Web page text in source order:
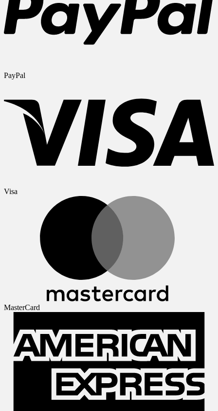
PayPal
Visa
MasterCard